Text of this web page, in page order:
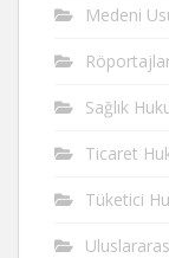
Medeni
Sağlık
Ticaret
Tüketici